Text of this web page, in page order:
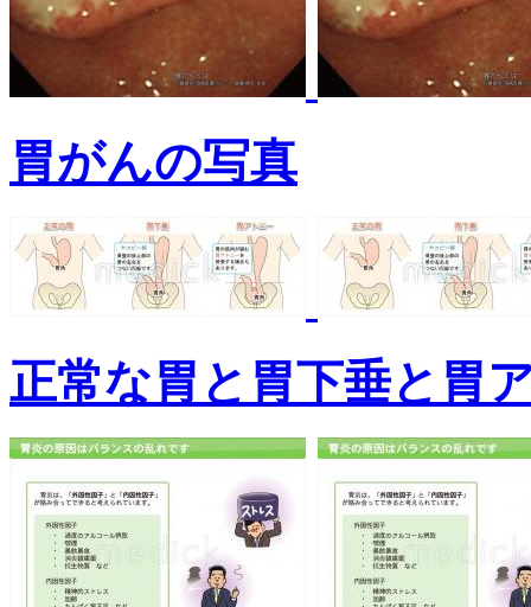
胃がんの写真
正常な胃と胃下垂と胃